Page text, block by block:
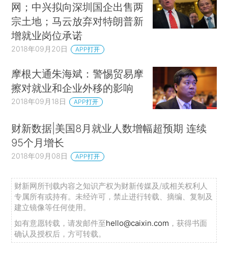
网；中兴拟向深圳国企出售两
宗土地；马云放弃对特朗普新
增就业岗位承诺
2018年09月20日 APP打开
摩根大通朱海斌：警惕贸易摩
擦对就业和企业外移的影响
2018年09月18日 APP打开
财新数据|美国8月就业人数增幅超预期 连续
95个月增长
2018年09月08日 APP打开
财新网所刊载内容之知识产权为财新传媒及/或相关权利人
专属所有或持有。未经许可，禁止进行转载、摘编、复制及
建立镜像等任何使用。
如有意愿转载，请发邮件至hello@caixin.com ，获得书面
确认及授权后，方可转载。